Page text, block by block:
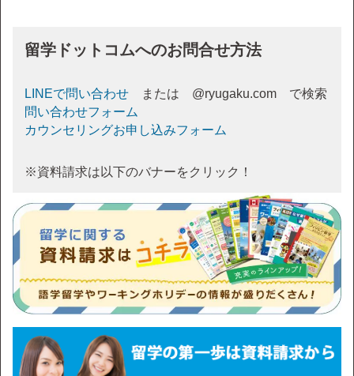
留学ドットコムへのお問合せ方法
LINEで問い合わせ または @ryugaku.com で検索
問い合わせフォーム
カウンセリングお申し込みフォーム
※資料請求は以下のバナーをクリック！